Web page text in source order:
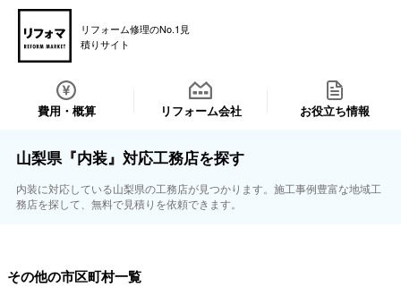
リフォーム修理のNo.1見
積りサイト
費用・概算 リフォーム会社 お役立ち情報
山梨県『内装』対応工務店を探す
内装に対応している山梨県の工務店が見つかります。施工事例豊富な地域工
務店を探して、無料で見積りを依頼できます。
その他の市区町村一覧